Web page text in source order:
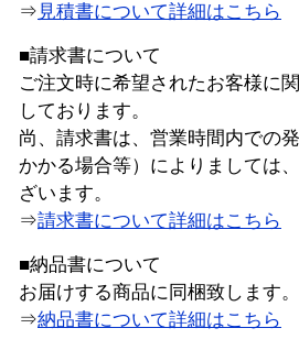
⇒ 見積書について詳細はこちら
■請求書について
ご注文時に希望されたお客様に
しております。
尚、請求書は、営業時間内での
かかる場合等）によりましては
ざいます。
⇒請求書について詳細はこちら
■納品書について
お届けする商品に同梱致します。
⇒納品書について詳細はこちら